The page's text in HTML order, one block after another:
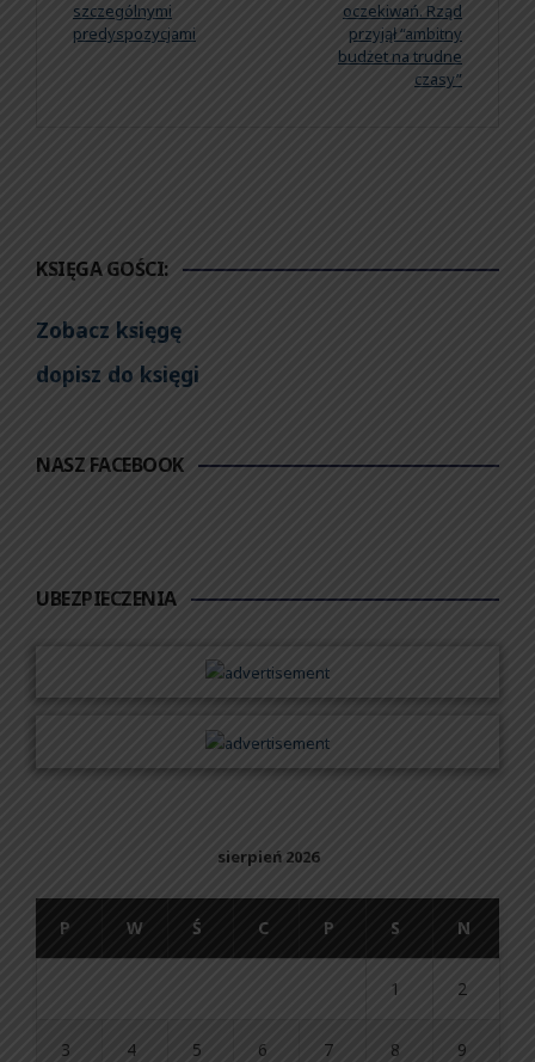
szczególnymi
predyspozycjami
oczekiwań. Rząd
przyjął “ambitny
budżet na trudne
czasy”
KSIĘGA GOŚCI:
Zobacz księgę
dopisz do księgi
NASZ FACEBOOK
UBEZPIECZENIA
sierpień 2026
P W Ś C P S N
1 2
3 4 5 6 7 8 9